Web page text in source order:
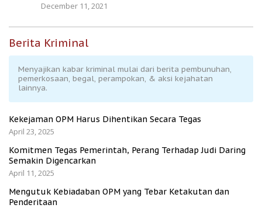
December 11, 2021
Berita Kriminal
Menyajikan kabar kriminal mulai dari berita pembunuhan,
pemerkosaan, begal, perampokan, & aksi kejahatan
lainnya.
Kekejaman OPM Harus Dihentikan Secara Tegas
April 23, 2025
Komitmen Tegas Pemerintah, Perang Terhadap Judi Daring
Semakin Digencarkan
April 11, 2025
Mengutuk Kebiadaban OPM yang Tebar Ketakutan dan
Penderitaan